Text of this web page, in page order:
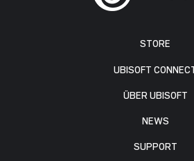
STORE
UBISOFT
ÜBER UBISOFT
NEWS
SUPPORT